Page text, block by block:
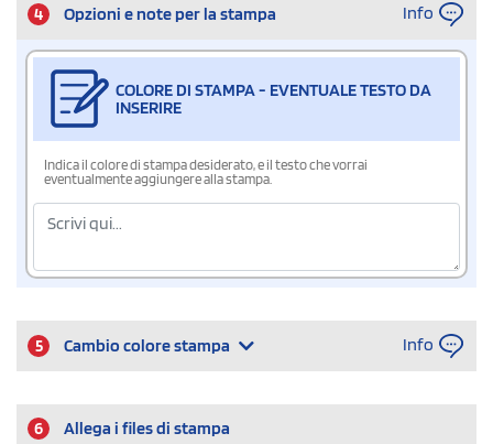
4 Opzioni e note per la stampa Info
COLORE DI STAMPA - EVENTUALE TESTO DA
INSERIRE
Indica il colore di stampa desiderato, e il testo che vorrai
eventualmente aggiungere alla stampa.
5 Cambio colore stampa Info
6 Allega i files di stampa